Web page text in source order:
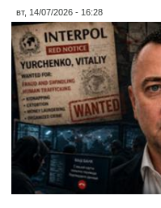
вт, 14/07/2026 - 16:28